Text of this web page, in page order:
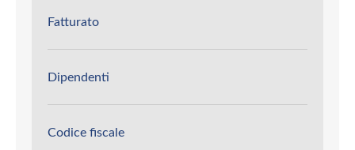
Fatturato
Dipendenti
Codice fiscale